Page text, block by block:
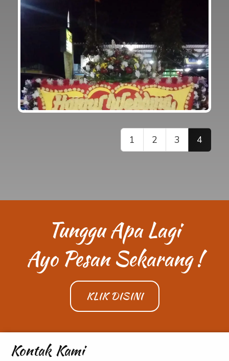
1 2 3 4
Tunggu Apa Lagi
Ayo Pesan Sekarang !
KLIK DISINI
Kontak Kami